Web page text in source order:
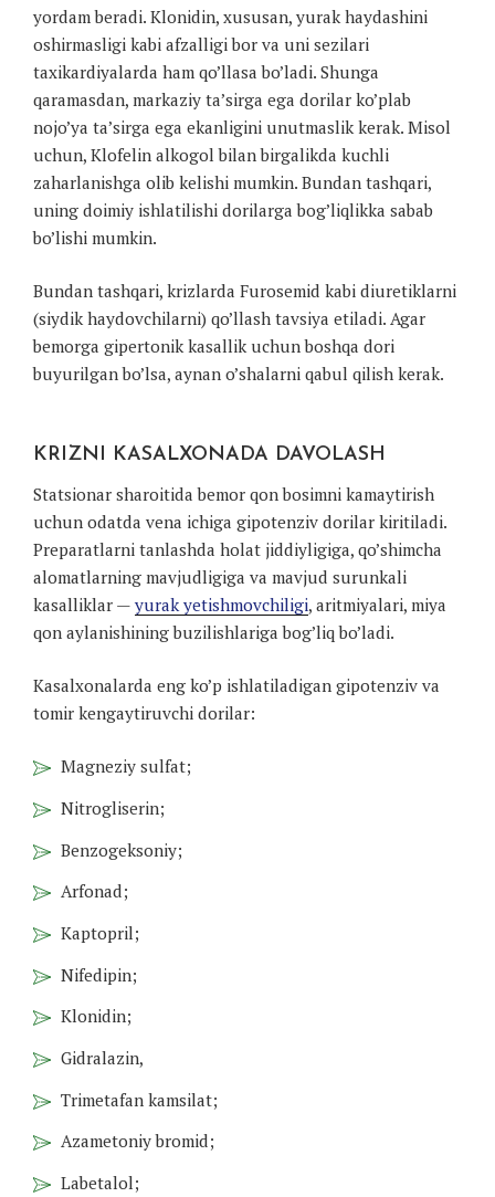
yordam beradi. Klonidin, xususan, yurak haydashini
oshirmasligi kabi afzalligi bor va uni sezilari
taxikardiyalarda ham qo’llasa bo’ladi. Shunga
qaramasdan, markaziy ta’sirga ega dorilar ko’plab
nojo’ya ta’sirga ega ekanligini unutmaslik kerak. Misol
uchun, Klofelin alkogol bilan birgalikda kuchli
zaharlanishga olib kelishi mumkin. Bundan tashqari,
uning doimiy ishlatilishi dorilarga bog’liqlikka sabab
bo’lishi mumkin.
Bundan tashqari, krizlarda Furosemid kabi diuretiklarni
(siydik haydovchilarni) qo’llash tavsiya etiladi. Agar
bemorga gipertonik kasallik uchun boshqa dori
buyurilgan bo’lsa, aynan o’shalarni qabul qilish kerak.
KRIZNI KASALXONADA DAVOLASH
Statsionar sharoitida bemor qon bosimni kamaytirish
uchun odatda vena ichiga gipotenziv dorilar kiritiladi.
Preparatlarni tanlashda holat jiddiyligiga, qo’shimcha
alomatlarning mavjudligiga va mavjud surunkali
kasalliklar — yurak yetishmovchiligi, aritmiyalari, miya
qon aylanishining buzilishlariga bog’liq bo’ladi.
Kasalxonalarda eng ko’p ishlatiladigan gipotenziv va
tomir kengaytiruvchi dorilar:
Magneziy sulfat;
Nitrogliserin;
Benzogeksoniy;
Arfonad;
Kaptopril;
Nifedipin;
Klonidin;
Gidralazin,
Trimetafan kamsilat;
Azametoniy bromid;
Labetalol;